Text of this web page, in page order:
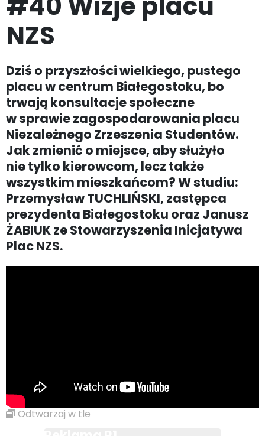
NZS
Dziś o przyszłości wielkiego, pustego
placu w centrum Białegostoku, bo
trwają konsultacje społeczne
w sprawie zagospodarowania placu
Niezależnego Zrzeszenia Studentów.
Jak zmienić o miejsce, aby służyło
nie tylko kierowcom, lecz także
wszystkim mieszkańcom? W studiu:
Przemysław TUCHLIŃSKI, zastępca
prezydenta Białegostoku oraz Janusz
ŻABIUK ze Stowarzyszenia Inicjatywa
Plac NZS.
Odtwarzaj w tle